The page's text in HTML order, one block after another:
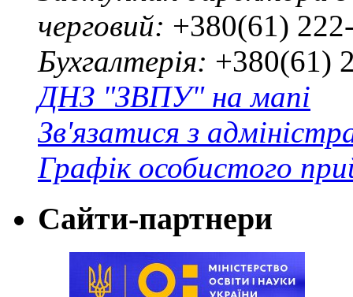
черговий: +380(61)
Бухгалтерія: +380(61)
ДНЗ "ЗВПУ" на мапі
Зв'язатися з
Графік особистого
Сайти-партнери